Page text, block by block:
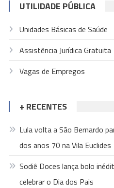
UTILIDADE PÚBLICA
Unidades Básicas de Saúde
Assistência Jurídica Gratuita
Vagas de Empregos
+ RECENTES
Lula volta a São Bernardo
dos anos 70 na Vila Euclides
Sodiê Doces lança bolo
celebrar o Dia dos Pais